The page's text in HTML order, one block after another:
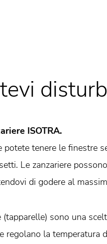
ISOTRA.
potete tenere le finestre
Le zanzariere
di godere al
(tapparelle) sono una
regolano la